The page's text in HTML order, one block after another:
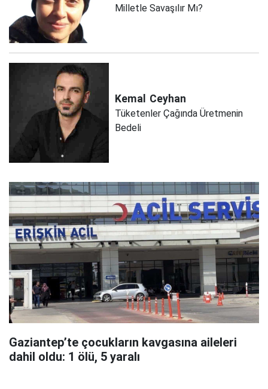
Milletle Savaşılır Mı?
Kemal Ceyhan
Tüketenler Çağında Üretmenin
Bedeli
Gaziantep’te çocukların kavgasına aileleri
dahil oldu: 1 ölü, 5 yaralı